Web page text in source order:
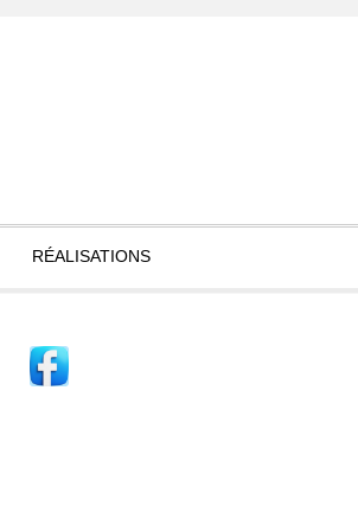
RÉALISATIONS